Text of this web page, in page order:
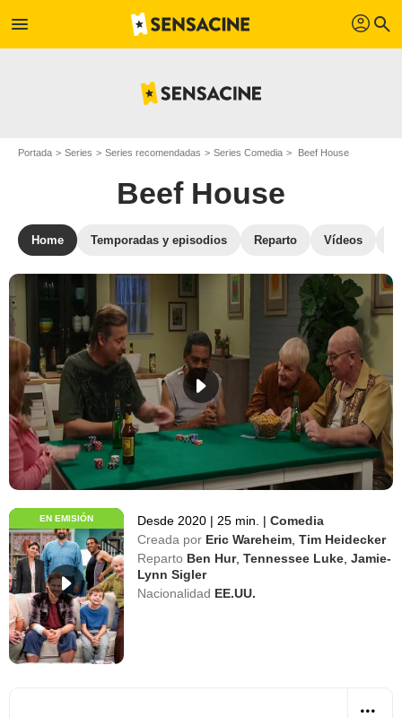
menu profil search
Portada Series Series recomendadas Series Comedia Beef House
Beef House
Home Temporadas y episodios Reparto Vídeos
EN EMISIÓN Desde 2020 | 25 min. | Comedia
Creada por Eric Wareheim ,Tim Heidecker
Reparto Ben Hur,Tennessee Luke ,Jamie-
Lynn Sigler
Nacionalidad EE.UU.